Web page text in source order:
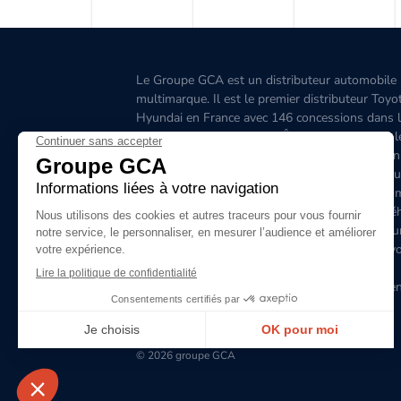
Le Groupe GCA est un distributeur automobile
multimarque. Il est le premier distributeur
Hyundai en France avec 146 concessions dans
Grand-Ouest, l’Aquitaine, l'Île-de-France, l'Est,
Ouest, le Sud-Est, la Corse et 6 concessions en
Belgique. C'est le premier distributeur de
hybrides en France. Le site
permet de trouver facilement votre prochain
d'occasion. Le réseau Groupe GCA c'est aussi
service après-vente de qualité, prenez rendez-
ligne.
Le Groupe GCA recrute, lancez-vous dans
envoyez dès à présent votre candidature
spontanée
en cliquant ici!
© 2026 groupe GCA